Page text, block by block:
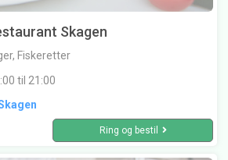
Skagen
Fiskeretter
til 21:00
Ring og bestil